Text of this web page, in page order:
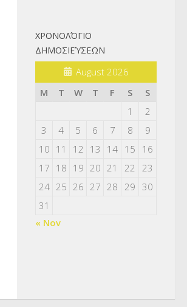
ΧΡΟΝΟΛΌΓΙΟ
ΔΗΜΟΣΙΕΎΣΕΩΝ
August 2026
M
T W T F S
S
1
2
3
4 5 6 7 8
9
10 11 12 13 14 15
16
17 18 19 20 21 22 23
24 25 26 27 28 29 30
31
« Nov